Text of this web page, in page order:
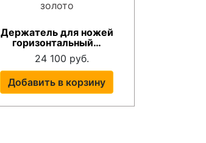
Держатель для ножей
горизонтальный…
24 100 руб.
Добавить в корзину